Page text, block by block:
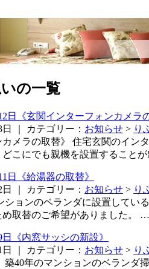
の一覧
《玄関インターフォンカメラ
｜ カテゴリー： お知らせ > り
カメラの取替》 住宅玄関のイ
こにでも親機を設置すること
《給湯器の取替》
｜ カテゴリー： お知らせ > り
ションのベランダに設置して
取替のご希望がありました。 …
《内窓サッシの新設》
｜ カテゴリー： お知らせ > り
築40年のマンションのベラン